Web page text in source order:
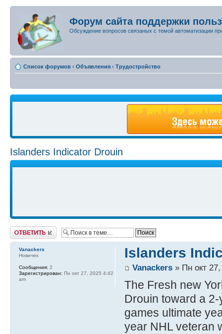
Форум сайта поддержки
Обсуждение вопросов связаных с темой автоматизации
Список форумов ‹ Объявления ‹ Трудостройство
Islanders Indicator Drouin
Ответить
Islanders
Vanackers» Пн окт 27,
The Fresh new
Drouin toward a
games ultimate
year NHL veteran
Vanackers
Новичек
Сообщения: 2
Зарегистрирован: Пн окт 27, 2025 4:42
am